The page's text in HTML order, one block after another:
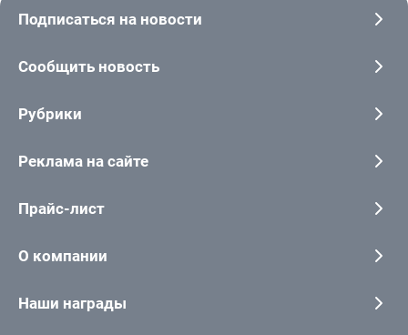
Подписаться на новости
Сообщить новость
Рубрики
Реклама на сайте
Прайс-лист
О компании
Наши награды